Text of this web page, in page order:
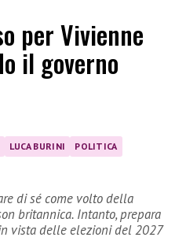
per Vivienne
il governo
LUCA BURINI
POLITICA
di sé come volto della
britannica. Intanto, prepara
vista delle elezioni del 2027